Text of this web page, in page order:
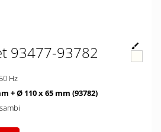
93477-93782
50 Hz
+ Ø 110 x 65 mm (93782)
Casambi